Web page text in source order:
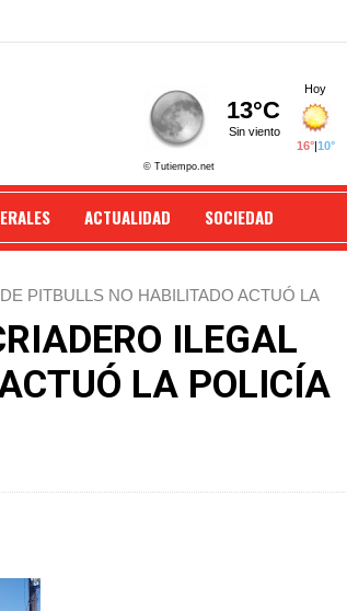
ACTUALIDAD SOCIEDAD
PITBULLS NO HABILITADO ACTUÓ LA
ILEGAL
LA POLICÍA